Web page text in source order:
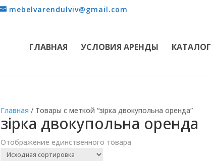
mebelvarendulviv@gmail.com
ГЛАВНАЯ УСЛОВИЯ АРЕНДЫ КАТАЛОГ
Главная / Товары с меткой “зірка двокупольна оренда”
зірка двокупольна оренда
Отображение единственного товара